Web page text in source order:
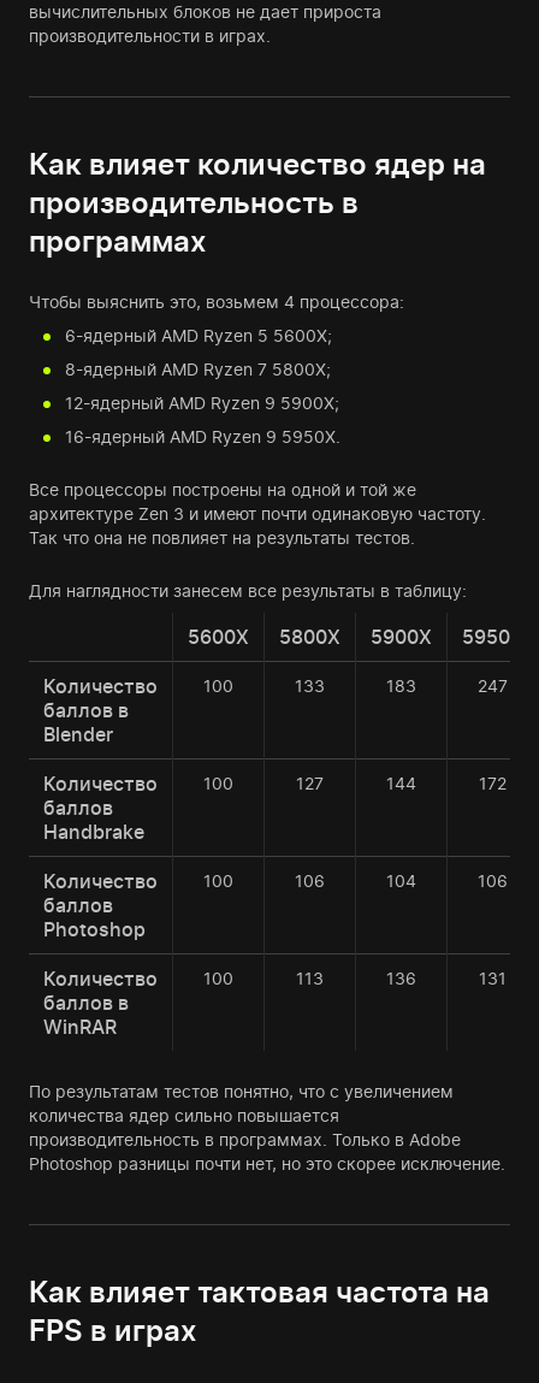
вычислительных блоков не дает прироста
производительности в играх.
Как влияет количество ядер на
производительность в
программах
Чтобы выяснить это, возьмем 4 процессора:
6-ядерный AMD Ryzen 5 5600X;
8-ядерный AMD Ryzen 7 5800X;
12-ядерный AMD Ryzen 9 5900X;
16-ядерный AMD Ryzen 9 5950X.
Все процессоры построены на одной и той же
архитектуре Zen 3 и имеют почти одинаковую частоту.
Так что она не повлияет на результаты тестов.
Для наглядности занесем все результаты в таблицу:
5600X 5800X 5900X 5950X
Количество
баллов в
Blender
100 133 183 247
Количество
баллов
Handbrake
100 127 144 172
Количество
баллов
Photoshop
100 106 104 106
Количество
баллов в
WinRAR
100 113 136 131
По результатам тестов понятно, что с увеличением
количества ядер сильно повышается
производительность в программах. Только в Adobe
Photoshop разницы почти нет, но это скорее исключение.
Как влияет тактовая частота на
FPS в играх